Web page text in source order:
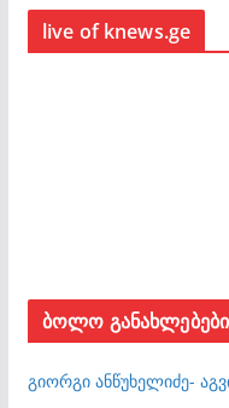
live of knews.ge
ბოლო განახლებები
გიორგი ანწუხელიძე-